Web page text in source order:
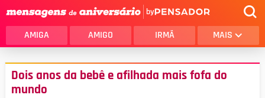
by
AMIGA AMIGO IRMÃ MAIS
Dois anos da bebê e afilhada mais fofa do
mundo